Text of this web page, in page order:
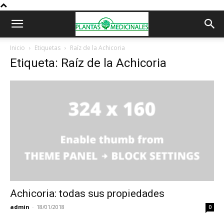
Inicio Etiquetas Raíz de la Achicoria
Etiqueta: Raíz de la Achicoria
Achicoria: todas sus propiedades
admin - 18/01/2018 0